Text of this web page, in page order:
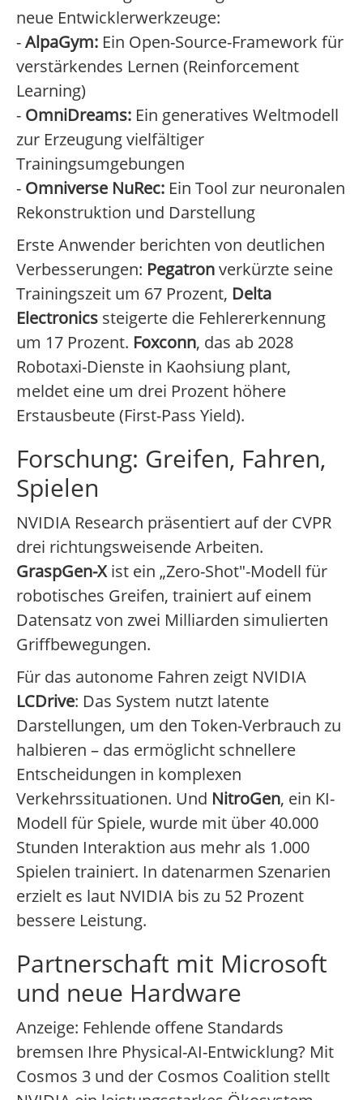
neue Entwicklerwerkzeuge:
-AlpaGym: Ein Open-Source-Framework für
verstärkendes Lernen (Reinforcement
Learning)
- OmniDreams: Ein generatives Weltmodell
zur Erzeugung vielfältiger
Trainingsumgebungen
- Omniverse NuRec: Ein Tool zur neuronalen
Rekonstruktion und Darstellung
Erste Anwender berichten von deutlichen
Verbesserungen: Pegatronverkürzte seine
Trainingszeit um 67 Prozent, Delta
Electronics steigerte die Fehlererkennung
um 17 Prozent. Foxconn, das ab 2028
Robotaxi-Dienste in Kaohsiung plant,
meldet eine um drei Prozent höhere
Erstausbeute (First-Pass Yield).
Forschung: Greifen, Fahren,
Spielen
NVIDIA Research präsentiert auf der CVPR
drei richtungsweisende Arbeiten.
GraspGen-Xist ein „Zero-Shot"-Modell für
robotisches Greifen, trainiert auf einem
Datensatz von zwei Milliarden simulierten
Griffbewegungen.
Für das autonome Fahren zeigt NVIDIA
LCDrive: Das System nutzt latente
Darstellungen, um den Token-Verbrauch zu
halbieren – das ermöglicht schnellere
Entscheidungen in komplexen
Verkehrssituationen. Und NitroGen, ein KI-
Modell für Spiele, wurde mit über 40.000
Stunden Interaktion aus mehr als 1.000
Spielen trainiert. In datenarmen Szenarien
erzielt es laut NVIDIA bis zu 52 Prozent
bessere Leistung.
Partnerschaft mit Microsoft
und neue Hardware
Anzeige: Fehlende offene Standards
bremsen Ihre Physical-AI-Entwicklung? Mit
Cosmos 3 und der Cosmos Coalition stellt